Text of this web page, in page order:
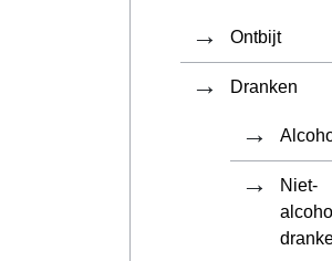
Ontbijt
Dranken
Niet-